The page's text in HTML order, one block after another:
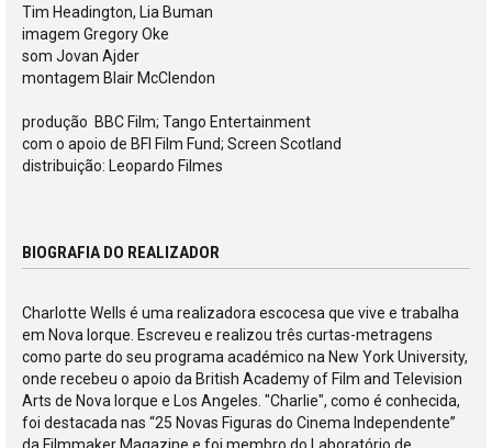
Tim Headington, Lia Buman
imagem Gregory Oke
som Jovan Ajder
montagem Blair McClendon
produção BBC Film; Tango Entertainment
com o apoio de BFI Film Fund; Screen Scotland
distribuição: Leopardo Filmes
BIOGRAFIA DO REALIZADOR
Charlotte Wells é uma realizadora escocesa que vive e trabalha
em Nova Iorque. Escreveu e realizou três curtas-metragens
como parte do seu programa académico na New York University,
onde recebeu o apoio da British Academy of Film and Television
Arts de Nova Iorque e Los Angeles. "Charlie", como é conhecida,
foi destacada nas “25 Novas Figuras do Cinema Independente”